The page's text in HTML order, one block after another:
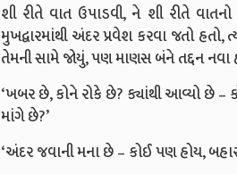
શી રીતે વાત ઉપાડવી, ને શી રીતે
મુખદ્વારમાંથી અંદર પ્રવેશ કરવા જતો
તેમની સામે જોયું, પણ માણસ બંને તદ્દન નવા
‘ખબર છે, કોને રોકે છે? ક્યાંથી આવ્યો છે
માંગે છે?’
‘અંદર જવાની મના છે – કોઈ પણ હોય,